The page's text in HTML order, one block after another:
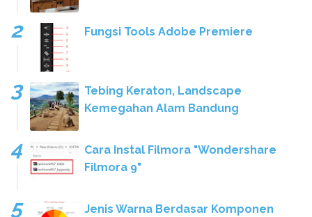
Fungsi Tools Adobe Premiere
Tebing Keraton, Landscape
Kemegahan Alam Bandung
Cara Instal Filmora "Wondershare
Filmora 9"
Jenis Warna Berdasar Komponen